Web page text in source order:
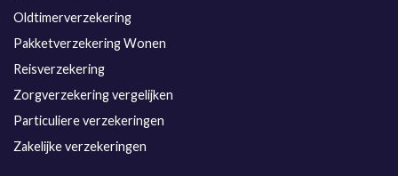
Oldtimerverzekering
Pakketverzekering Wonen
Reisverzekering
Zorgverzekering vergelijken
Particuliere verzekeringen
Zakelijke verzekeringen